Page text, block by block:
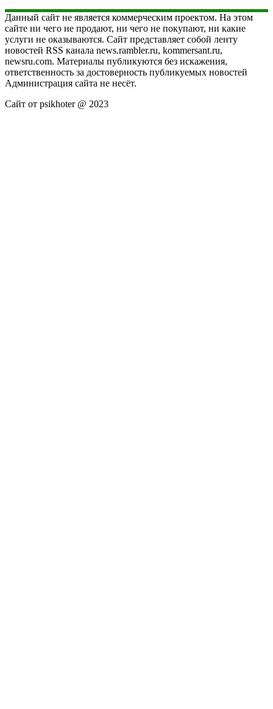
Данный сайт не является коммерческим проектом. На этом
сайте ни чего не продают, ни чего не покупают, ни какие
услуги не оказываются. Сайт представляет собой ленту
новостей RSS канала news.rambler.ru, kommersant.ru,
newsru.com. Материалы публикуются без искажения,
ответственность за достоверность публикуемых новостей
Администрация сайта не несёт.
Сайт от psikhoter @ 2023